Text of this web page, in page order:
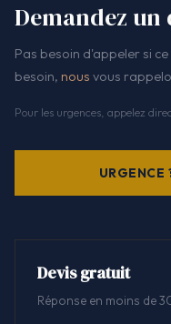
Demandez un
Pas besoin d'appeler si
besoin, nous vous
Pour les urgences, appelez
URGENCE
Devis gratuit
Réponse en moins de